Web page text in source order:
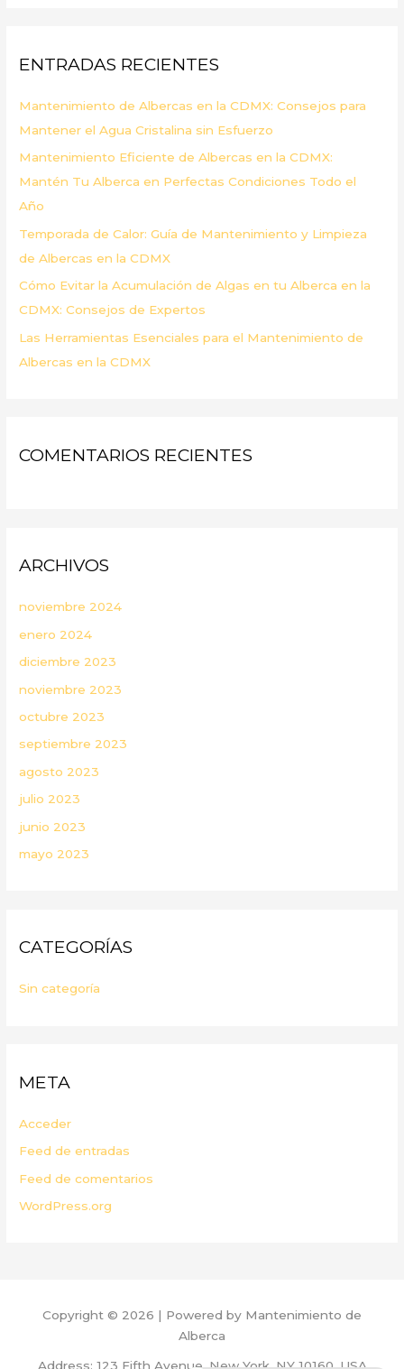
r
o
r
:
ENTRADAS RECIENTES
Mantenimiento de Albercas en la CDMX: Consejos para
Mantener el Agua Cristalina sin Esfuerzo
Mantenimiento Eficiente de Albercas en la CDMX:
Mantén Tu Alberca en Perfectas Condiciones Todo el
Año
Temporada de Calor: Guía de Mantenimiento y Limpieza
de Albercas en la CDMX
Cómo Evitar la Acumulación de Algas en tu Alberca en la
CDMX: Consejos de Expertos
Las Herramientas Esenciales para el Mantenimiento de
Albercas en la CDMX
COMENTARIOS RECIENTES
ARCHIVOS
noviembre 2024
enero 2024
diciembre 2023
noviembre 2023
octubre 2023
septiembre 2023
agosto 2023
julio 2023
junio 2023
mayo 2023
CATEGORÍAS
Sin categoría
META
Acceder
Feed de entradas
Feed de comentarios
WordPress.org
Copyright © 2026 | Powered by Mantenimiento de
Alberca
Address: 123 Fifth Avenue, New York, NY 10160, USA